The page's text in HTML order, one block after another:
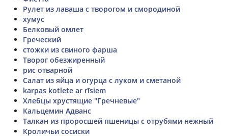
Рулет из лаваша с творогом и смородиной
хумус
Белковый омлет
Греческий
стожки из свиного фарша
Творог обезжиренный
рис отварной
Салат из яйца и огурца с луком и сметаной
karpas kotlete ar rīsiem
Хлебцы хрустящие "Гречневые"
Кальцемин Адванс
Талкан из проросшей пшеницы с отрубями нежный
Кроличьи сосиски